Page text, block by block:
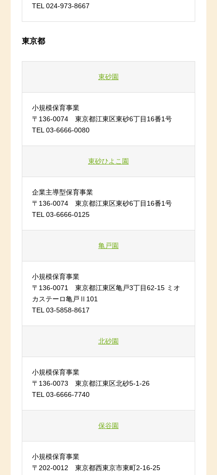
TEL 024-973-8667
東京都
東砂園
小規模保育事業
〒136-0074 東京都江東区東砂6丁目16番1号
TEL 03-6666-0080
東砂ひよこ園
企業主導型保育事業
〒136-0074 東京都江東区東砂6丁目16番1号
TEL 03-6666-0125
亀戸園
小規模保育事業
〒136-0071 東京都江東区亀戸3丁目62-15 ミオ
カステーロ亀戸Ⅱ101
TEL 03-5858-8617
北砂園
小規模保育事業
〒136-0073 東京都江東区北砂5-1-26
TEL 03-6666-7740
保谷園
小規模保育事業
〒202-0012 東京都西東京市東町2-16-25